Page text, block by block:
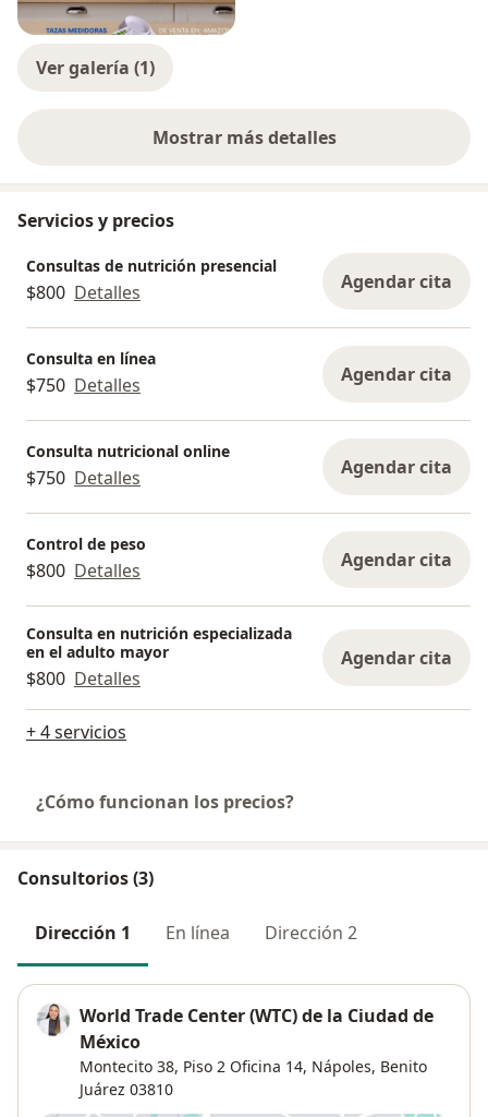
Ver galería (1)
Mostrar más detalles
sobre la experiencia
Servicios y precios
Consultas de nutrición presencial
$800 Detalles Agendar cita
Consulta en línea
$750 Detalles Agendar cita
Consulta nutricional online
$750 Detalles Agendar cita
Control de peso
$800 Detalles Agendar cita
Consulta en nutrición especializada
en el adulto mayor
$800 Detalles
Agendar cita
+ 4 servicios
¿Cómo funcionan los precios?
Consultorios (3)
Dirección 1 En línea Dirección 2
World Trade Center (WTC) de la Ciudad de
México
Montecito 38, Piso 2 Oficina 14, Nápoles, Benito
Juárez 03810